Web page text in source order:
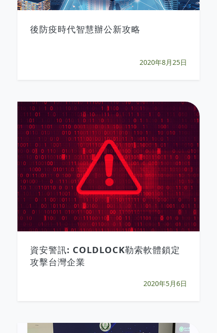
後防疫時代智慧辦公新攻略
2020年8月25日
資安警訊: COLDLOCK勒索軟體鎖定
攻擊台灣企業
2020年5月6日